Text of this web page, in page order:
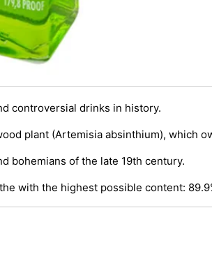
controversial drinks in history.
plant (Artemisia absinthium), which
bohemians of the late 19th century.
with the highest possible content: